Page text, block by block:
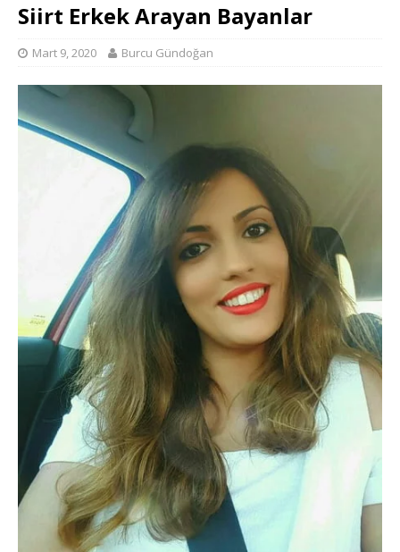
Siirt Erkek Arayan Bayanlar
Mart 9, 2020 Burcu Gündoğan